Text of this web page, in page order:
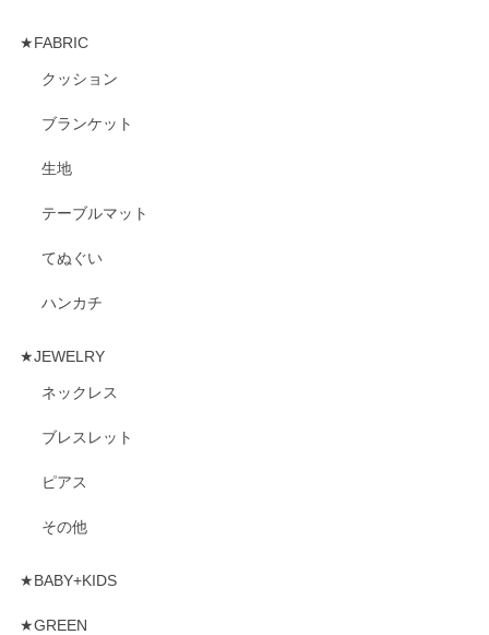
★FABRIC
クッション
ブランケット
生地
テーブルマット
てぬぐい
ハンカチ
★JEWELRY
ネックレス
ブレスレット
ピアス
その他
★BABY+KIDS
★GREEN